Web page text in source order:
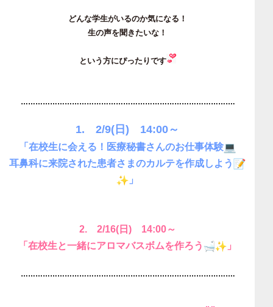
どんな学生がいるのか気になる！
生の声を聞きたいな！
という方にぴったりです
…………………………………………………………………………….
1. 2/9(日) 14:00～
「在校生に会える！医療秘書さんのお仕事体験
耳鼻科に来院された患者さまのカルテを作成しよう
」
2. 2/16(日) 14:00～
「在校生と一緒にアロマバスボムを作ろう
」
…………………………………………………………………………….